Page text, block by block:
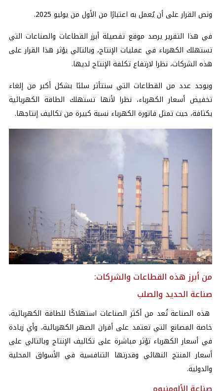
ونص القرار على أن يُعمل به اعتبارًا من الأول من يوليو 2025.
في هذا التقرير يرصد موقع تفصيلة أبرز القطاعات والصناعات التي
تستهلك الكهرباء في عمليات الإنتاج، وبالتالي يؤثر هذا القرار على
هذه الشركات، نظرا لارتفاع تكلفة الإنتاج لديها.
ويوجد عدد من القطاعات التي ستتأثر سلبًا بشكل أكبر من إلغاء
تخفيض أسعار الكهرباء، نظرا لأنها تستهلك الطاقة الكهربائية
بكثافة، حيث تمثل فاتورة الكهرباء نسبة كبيرة من تكاليف إنتاجها.
من أبرز هذه القطاعات والشركات:
صناعة الحديد والصلب
هذه الصناعة تُعد من أكثر الصناعات استهلاكًا للطاقة الكهربائية،
خاصة المصانع التي تعتمد على أفران الصهر الكهربائية، وأي زيادة
في أسعار الكهرباء تؤثر مباشرة على تكاليف الإنتاج وبالتالي على
أسعار المنتج النهائي وقدرتها التنافسية في الأسواق المحلية
والدولية.